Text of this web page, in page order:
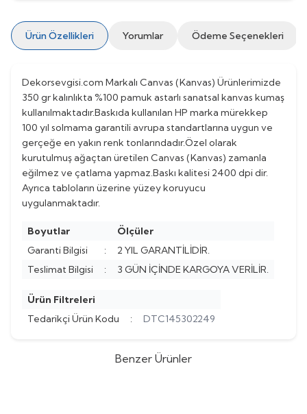
Ürün Özellikleri Yorumlar Ödeme Seçenekleri
Dekorsevgisi.com Markalı Canvas (Kanvas) Ürünlerimizde
350 gr kalınlıkta %100 pamuk astarlı sanatsal kanvas kumaş
kullanılmaktadır.Baskıda kullanılan HP marka mürekkep
100 yıl solmama garantili avrupa standartlarına uygun ve
gerçeğe en yakın renk tonlarındadır.Özel olarak
kurutulmuş ağaçtan üretilen Canvas (Kanvas) zamanla
eğilmez ve çatlama yapmaz.Baskı kalitesi 2400 dpi dir.
Ayrıca tabloların üzerine yüzey koruyucu
uygulanmaktadır.
Boyutlar
Ölçüler
Garanti Bilgisi
:
2 YIL GARANTİLİDİR.
Teslimat Bilgisi
: 3 GÜN İÇİNDE KARGOYA VERİLİR.
Ürün Filtreleri
Tedarikçi Ürün Kodu
: DTC145302249
Benzer Ürünler